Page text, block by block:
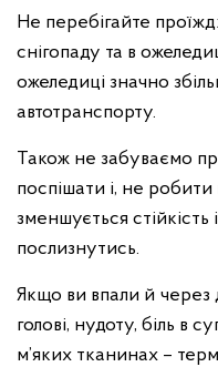
Не перебігайте
снігопаду та в
ожеледиці значно
автотранспорту.
Також не забуваємо
поспішати і, не робити
зменшується стійкість
послизнутись.
Якщо ви впали й через
голові, нудоту, біль в
м’яких тканинах –